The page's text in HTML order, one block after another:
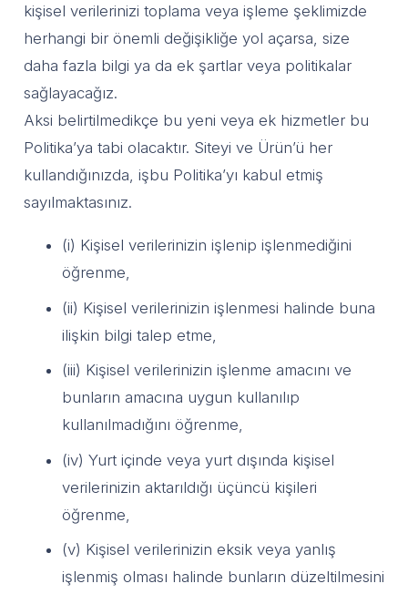
kişisel verilerinizi toplama veya işleme şeklimizde
herhangi bir önemli değişikliğe yol açarsa, size
daha fazla bilgi ya da ek şartlar veya politikalar
sağlayacağız.
Aksi belirtilmedikçe bu yeni veya ek hizmetler bu
Politika’ya tabi olacaktır. Siteyi ve Ürün’ü her
kullandığınızda, işbu Politika’yı kabul etmiş
sayılmaktasınız.
(i) Kişisel verilerinizin işlenip işlenmediğini
öğrenme,
(ii) Kişisel verilerinizin işlenmesi halinde buna
ilişkin bilgi talep etme,
(iii) Kişisel verilerinizin işlenme amacını ve
bunların amacına uygun kullanılıp
kullanılmadığını öğrenme,
(iv) Yurt içinde veya yurt dışında kişisel
verilerinizin aktarıldığı üçüncü kişileri
öğrenme,
(v) Kişisel verilerinizin eksik veya yanlış
işlenmiş olması halinde bunların düzeltilmesini